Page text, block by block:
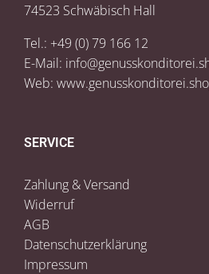
74523 Schwäbisch Hall
Tel.: +49 (0) 79 166 12
E-Mail:
Web:
SERVICE
Zahlung & Versand
Widerruf
AGB
Datenschutzerklärung
Impressum